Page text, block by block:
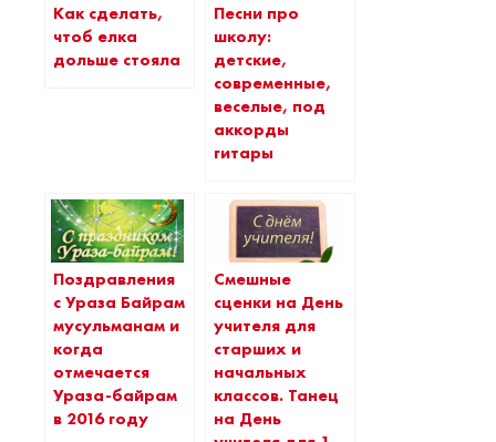
Как сделать,
чтоб елка
дольше стояла
Песни про
школу:
детские,
современные,
веселые, под
аккорды
гитары
Поздравления
с Ураза Байрам
мусульманам и
когда
отмечается
Ураза-байрам
в 2016 году
Смешные
сценки на День
учителя для
старших и
начальных
классов. Танец
на День